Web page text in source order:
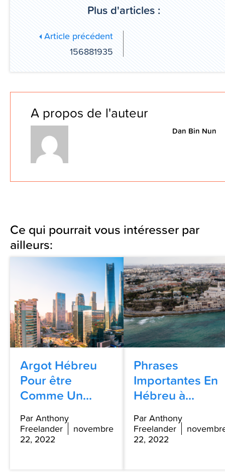
Plus d'articles :
Article précédent
156881935
A propos de l'auteur
Dan Bin Nun
Ce qui pourrait vous intéresser par
ailleurs:
Argot Hébreu
Pour être
Comme Un...
Par Anthony
Freelander
novembre
22, 2022
Phrases
Importantes En
Hébreu à...
Par Anthony
Freelander
22, 2022